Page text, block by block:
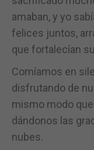
amaban, y yo
felices juntos,
que fortalecían
Comíamos en
disfrutando de
mismo modo
dándonos las
nubes.